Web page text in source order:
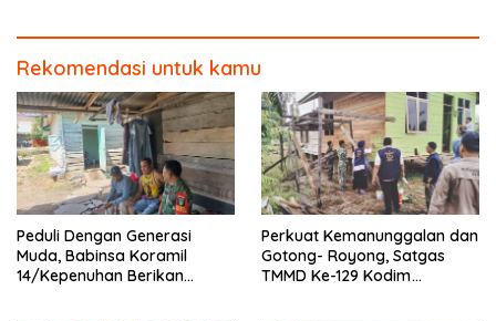
Rekomendasi untuk kamu
Peduli Dengan Generasi
Muda, Babinsa Koramil
14/Kepenuhan Berikan
Perkuat Kemanunggalan dan
Gotong- Royong, Satgas
TMMD Ke-129 Kodim